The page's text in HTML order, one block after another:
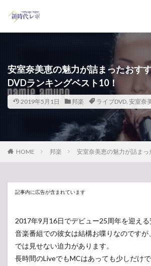
安室奈美恵の魅力が詰まったおす
DVDランキングベスト10！
2019年5月1日 邦楽 ライブDVD, 安室奈
HOME 邦楽 安室奈美恵の魅力が詰ま
記事内に広告が含まれています
2017年9月16日でデビュー25周年を迎える
音楽番組での彼女は結構お喋りなのです
では見せない迫力があります。
長時間のLiveでもMCはあっても少しだけ